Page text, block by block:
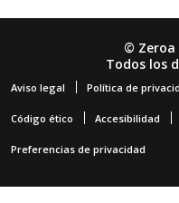
© Zeroa
Todos los
Aviso legal Política de
Código ético Accesibilidad
Preferencias de privacidad